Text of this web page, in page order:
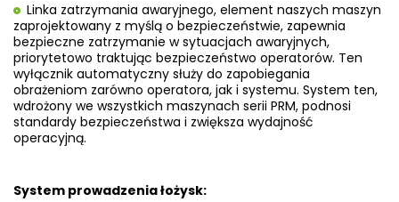
Linka zatrzymania awaryjnego, element naszych maszyn
zaprojektowany z myślą o bezpieczeństwie, zapewnia
bezpieczne zatrzymanie w sytuacjach awaryjnych,
priorytetowo traktując bezpieczeństwo operatorów. Ten
wyłącznik automatyczny służy do zapobiegania
obrażeniom zarówno operatora, jak i systemu. System ten,
wdrożony we wszystkich maszynach serii PRM, podnosi
standardy bezpieczeństwa i zwiększa wydajność
operacyjną.
System prowadzenia łożysk: